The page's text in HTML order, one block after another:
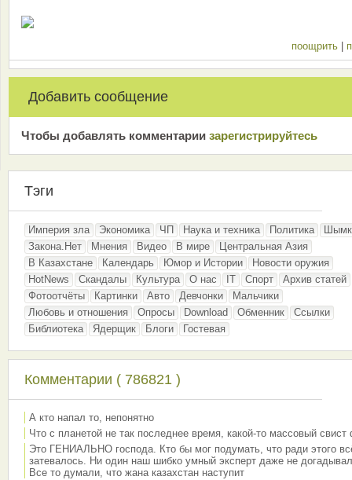
поощрить
Добавить сообщение
Чтобы добавлять комментарии зарeгиcтрирyйтeсь
Тэги
Империя зла Экономика ЧП Наука и техника Политика
Закона.Нет
Мнения Видео В мире
Центральная Азия
В Казахстане
Календарь Юмор и Истории
Новости оружия
HotNews
Скандалы Культура О нас IT Спорт
Архив статей
Фотоотчёты
Картинки Авто Девчонки
Мальчики
Любовь и отношения
Опросы Download Обменник
Ссылки
Библиотека
Ядерщик Блоги Гостевая
Комментарии ( 786821 )
А кто напал то, непонятно
Что с планетой не так последнее время, какой-то массовый свист
Это ГЕНИАЛЬНО господа. Кто бы мог подумать, что ради этого
затевалось. Ни один наш шибко умный эксперт даже не
Все то думали, что жана казахстан наступит